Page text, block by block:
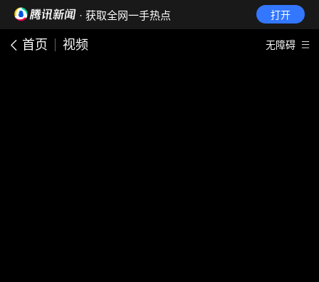
· 获取全网一手热点 打开
首页 视频 无障碍